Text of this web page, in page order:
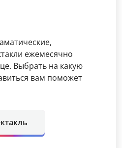
ежемесячно
Выбрать на какую
вам поможет